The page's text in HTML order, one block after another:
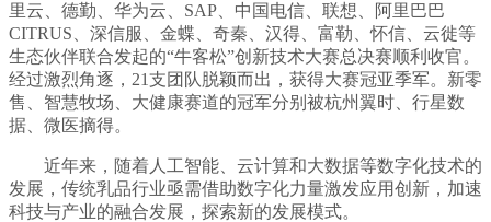
里云、德勤、华为云、SAP、中国电信、联想、阿里巴巴
CITRUS、深信服、金蝶、奇秦、汉得、富勒、怀信、云徙等
生态伙伴联合发起的“牛客松”创新技术大赛总决赛顺利收官。
经过激烈角逐，21支团队脱颖而出，获得大赛冠亚季军。新零
售、智慧牧场、大健康赛道的冠军分别被杭州翼时、行星数
据、微医摘得。
近年来，随着人工智能、云计算和大数据等数字化技术的
发展，传统乳品行业亟需借助数字化力量激发应用创新，加速
科技与产业的融合发展，探索新的发展模式。